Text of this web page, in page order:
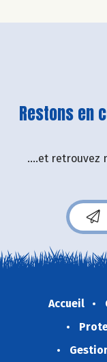
Restons en
....et retrouvez
Accueil